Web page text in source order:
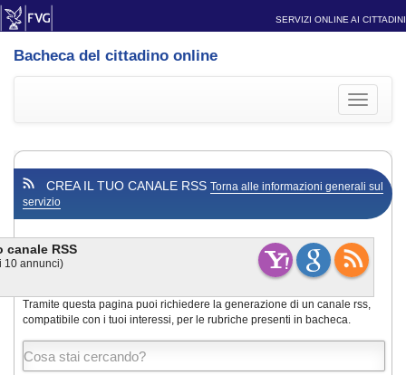
SERVIZI ONLINE AI CITTADINI
Bacheca del cittadino online
Toggle
CREA IL TUO CANALE RSS Torna alle informazioni generali sul
servizio
canale RSS
10 annunci)
Tramite questa pagina puoi richiedere la generazione di un canale rss,
compatibile con i tuoi interessi, per le rubriche presenti in bacheca.